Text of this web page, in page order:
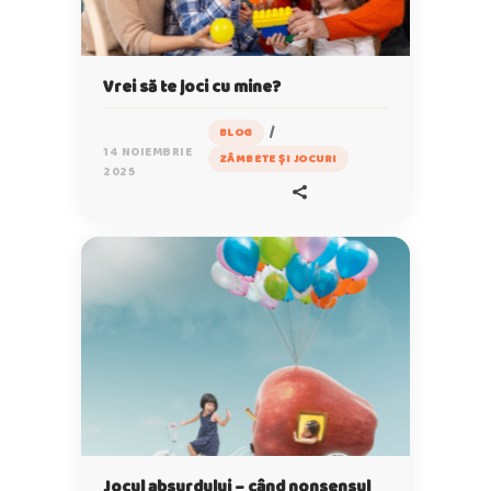
Vrei să te joci cu mine?
14 NOIEMBRIE
2025
BLOG /
ZÂMBETE ȘI JOCURI